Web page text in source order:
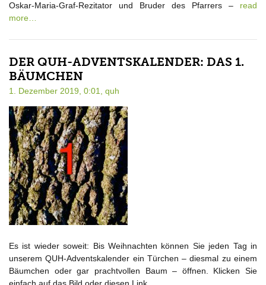
Oskar-Maria-Graf-Rezitator und Bruder des Pfarrers – read
more…
DER QUH-ADVENTSKALENDER: DAS 1.
BÄUMCHEN
1. Dezember 2019, 0:01, quh
Es ist wieder soweit: Bis Weihnachten können Sie jeden Tag in
unserem QUH-Adventskalender ein Türchen – diesmal zu einem
Bäumchen oder gar prachtvollen Baum – öffnen. Klicken Sie